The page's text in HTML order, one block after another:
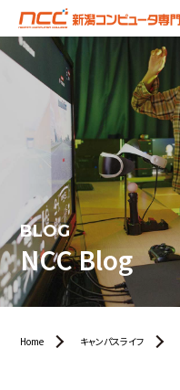
BLOG
NCC Blog
Home キャンパスライフ